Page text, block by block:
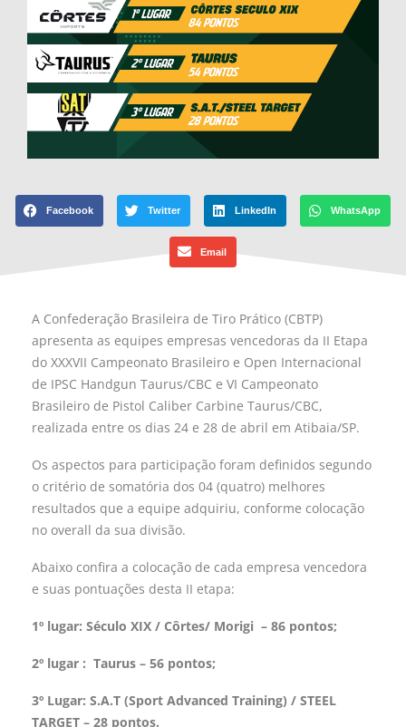
Facebook Twitter LinkedIn WhatsApp
Email
A Confederação Brasileira de Tiro Prático (CBTP)
apresenta as equipes empresas vencedoras da II Etapa
do XXXVII Campeonato Brasileiro e Open Internacional
de IPSC Handgun Taurus/CBC e VI Campeonato
Brasileiro de Pistol Caliber Carbine Taurus/CBC,
realizada entre os dias 24 e 28 de abril em Atibaia/SP.
Os aspectos para participação foram definidos segundo
o critério de somatória dos 04 (quatro) melhores
resultados que a equipe adquiriu, conforme colocação
no overall da sua divisão.
Abaixo confira a colocação de cada empresa vencedora
e suas pontuações desta II etapa:
1º lugar: Século XIX / Côrtes/ Morigi – 86 pontos;
2º lugar : Taurus – 56 pontos;
3º Lugar: S.A.T (Sport Advanced Training) / STEEL
TARGET – 28 pontos.